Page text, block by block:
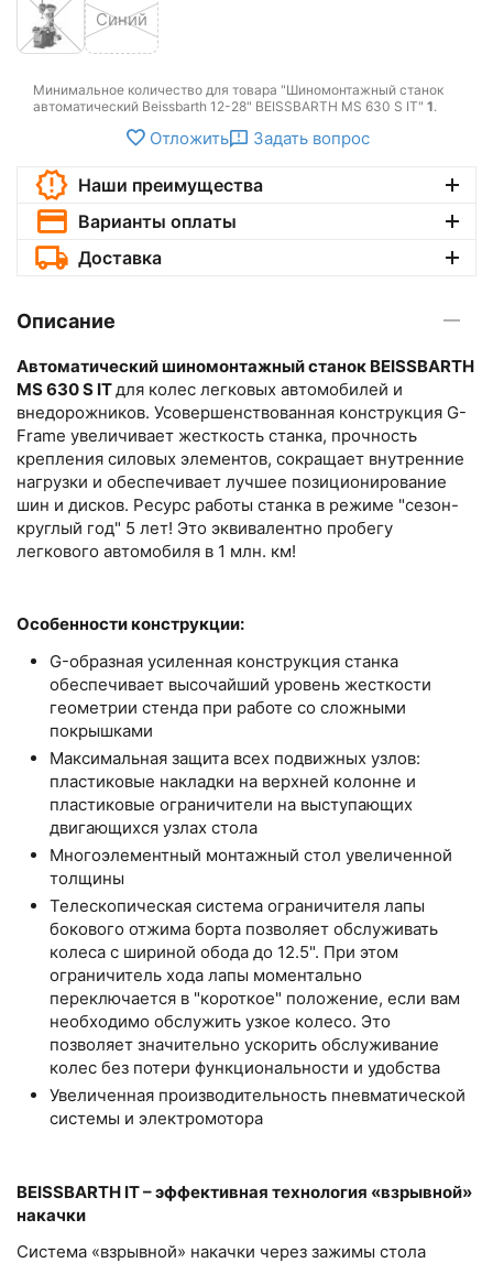
Синий
Минимальное количество для товара "Шиномонтажный станок
автоматический Beissbarth 12-28" BEISSBARTH MS 630 S IT" 1.
Отложить Задать вопрос
Наши преимущества
Варианты оплаты
Доставка
Описание
Автоматический шиномонтажный станок BEISSBARTH
MS 630 S ITдля колес легковых автомобилей и
внедорожников. Усовершенствованная конструкция G-
Frame увеличивает жесткость станка, прочность
крепления силовых элементов, сокращает внутренние
нагрузки и обеспечивает лучшее позиционирование
шин и дисков. Ресурс работы станка в режиме "сезон-
круглый год" 5 лет! Это эквивалентно пробегу
легкового автомобиля в 1 млн. км!
Особенности конструкции:
G-образная усиленная конструкция станка
обеспечивает высочайший уровень жесткости
геометрии стенда при работе со сложными
покрышками
Максимальная защита всех подвижных узлов:
пластиковые накладки на верхней колонне и
пластиковые ограничители на выступающих
двигающихся узлах стола
Многоэлементный монтажный стол увеличенной
толщины
Телескопическая система ограничителя лапы
бокового отжима борта позволяет обслуживать
колеса с шириной обода до 12.5". При этом
ограничитель хода лапы моментально
переключается в "короткое" положение, если вам
необходимо обслужить узкое колесо. Это
позволяет значительно ускорить обслуживание
колес без потери функциональности и удобства
Увеличенная производительность пневматической
системы и электромотора
BEISSBARTH IT – эффективная технология «взрывной»
накачки
Система «взрывной» накачки через зажимы стола